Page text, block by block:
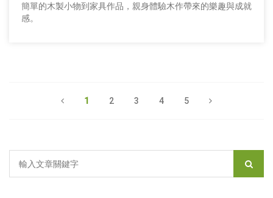
簡單的木製小物到家具作品，親身體驗木作帶來的樂趣與成就
感。
1 2 3 4 5